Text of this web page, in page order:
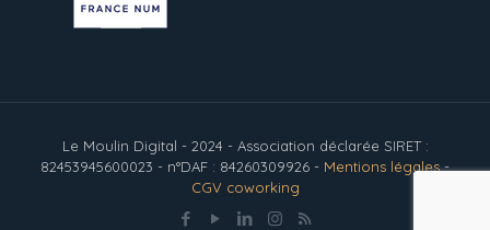
Le Moulin Digital - 2024 - Association déclarée SIRET :
82453945600023 - n°DAF : 84260309926 - Mentions légales-
CGV coworking